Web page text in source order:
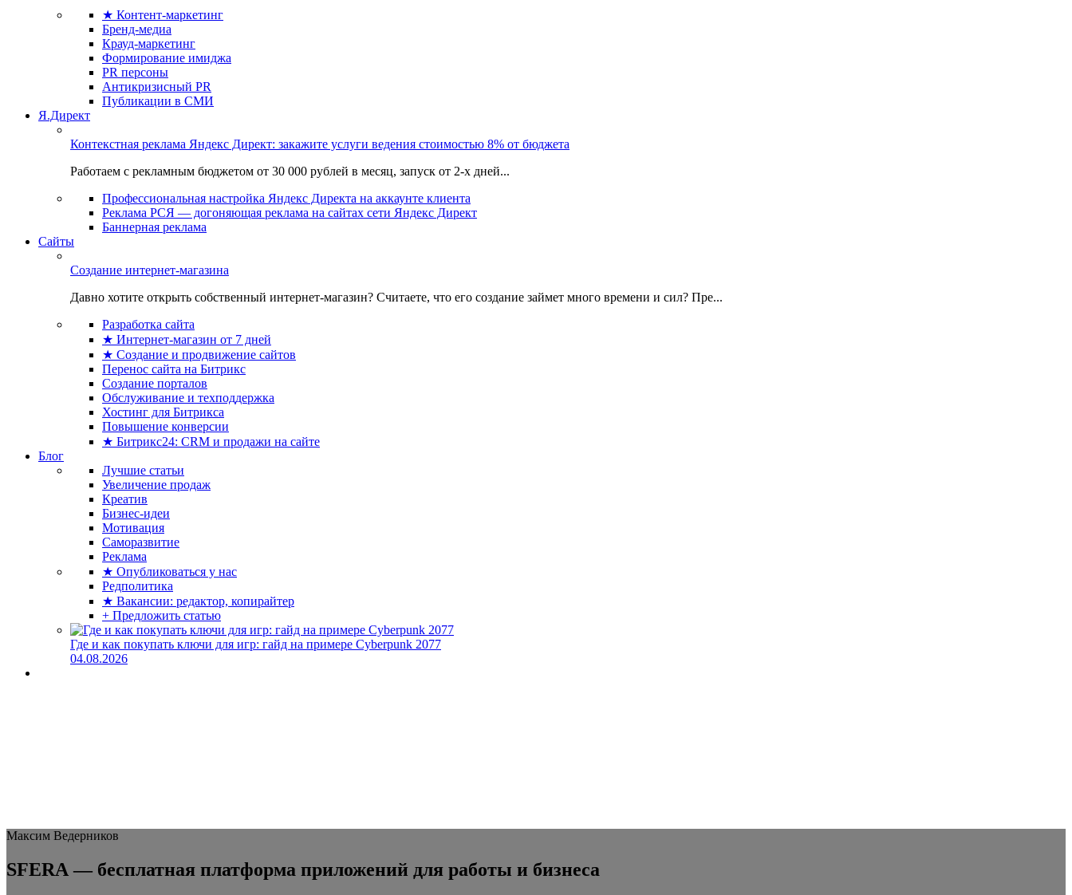
★ Контент-маркетинг
Бренд-медиа
Крауд-маркетинг
Формирование имиджа
PR персоны
Антикризисный PR
Публикации в СМИ
Я.Директ
Контекстная реклама Яндекс Директ: закажите услуги ведения стоимостью 8% от бюджета
Работаем с рекламным бюджетом от 30 000 рублей в месяц, запуск от 2-х дней...
Профессиональная настройка Яндекс Директа на аккаунте клиента
Реклама РСЯ — догоняющая реклама на сайтах сети Яндекс Директ
Баннерная реклама
Сайты
Создание интернет-магазина
Давно хотите открыть собственный интернет-магазин? Считаете, что его создание займет много времени и сил? Пре...
Разработка сайта
★ Интернет-магазин от 7 дней
★ Создание и продвижение сайтов
Перенос сайта на Битрикс
Создание порталов
Обслуживание и техподдержка
Хостинг для Битрикса
Повышение конверсии
★ Битрикс24: CRM и продажи на сайте
Блог
Лучшие статьи
Увеличение продаж
Креатив
Бизнес-идеи
Мотивация
Саморазвитие
Реклама
★ Опубликоваться у нас
Редполитика
★ Вакансии: редактор, копирайтер
+ Предложить статью
Где и как покупать ключи для игр: гайд на примере Cyberpunk 2077
04.08.2026
Максим Ведерников
SFERA — бесплатная платформа приложений для работы и бизнеса